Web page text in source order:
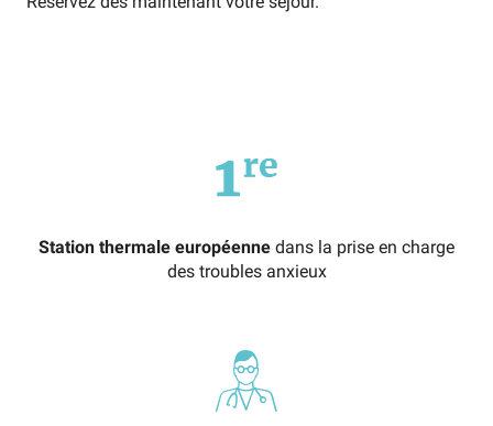
Station thermale européenne dans la prise en charge
des troubles anxieux